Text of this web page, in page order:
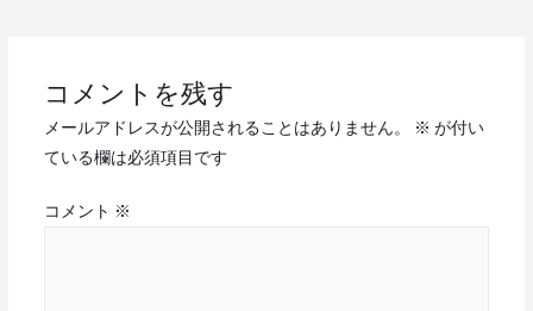
コメントを残す
メールアドレスが公開されることはありません。 ※ が付い
ている欄は必須項目です
コメント ※